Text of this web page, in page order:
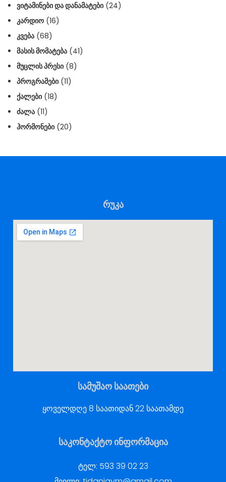
ᲕᲘᲢᲐᲛᲘᲜᲔᲑᲘ ᲓᲐ ᲓᲐᲜᲐᲛᲐᲢᲔᲑᲘ (24)
ᲙᲐᲠᲓᲘᲝ (16)
ᲙᲕᲔᲑᲐ (68)
ᲛᲐᲡᲘᲡ ᲛᲝᲛᲐᲢᲔᲑᲐ (41)
ᲛᲣᲪᲚᲘᲡ ᲞᲠᲔᲡᲘ (8)
ᲞᲠᲝᲒᲠᲐᲛᲔᲑᲘ (11)
ᲥᲐᲚᲔᲑᲘ (18)
ᲫᲐᲚᲐ (11)
ᲰᲝᲠᲛᲝᲜᲔᲑᲘ (20)
რუკა
სამუშაო საათები
ყოველდღე 8 საათიდან 22 საათამდე
საკონტაქტო ინფორმაცია
ტელ: 593 39 02 23